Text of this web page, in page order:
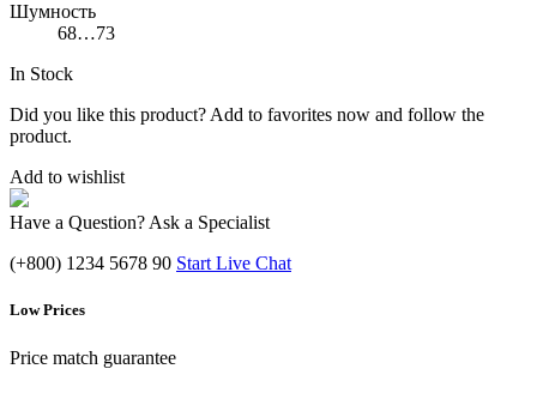
Шумность
68…73
In Stock
Did you like this product? Add to favorites now and follow the
product.
Add to wishlist
Have a Question? Ask a Specialist
(+800) 1234 5678 90 Start Live Chat
Low Prices
Price match guarantee